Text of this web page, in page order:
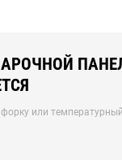
или температурный